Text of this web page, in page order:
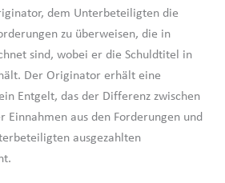
dem Unterbeteiligten die
zu überweisen, die in
sind, wobei er die Schuldtitel in
Der Originator erhält eine
Entgelt, das der Differenz zwischen
Einnahmen aus den Forderungen und
ausgezahlten